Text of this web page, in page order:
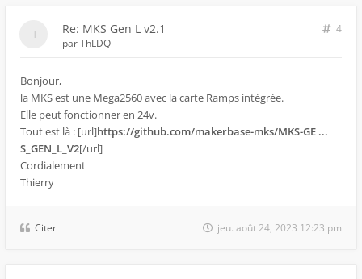
Re: MKS Gen L v2.1
4
parThLDQ
Bonjour,
la MKS est une Mega2560 avec la carte Ramps intégrée.
Elle peut fonctionner en 24v.
Tout est là : [url]https://github.com/makerbase-mks/MKS-GE ...
S_GEN_L_V2[/url]
Cordialement
Thierry
Citer jeu. août 24, 2023 12:23 pm